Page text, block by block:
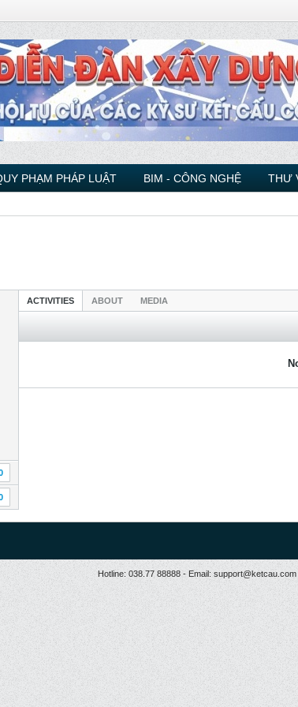
PHẠM PHÁP LUẬT BIM - CÔNG NGHỆ THƯ
ACTIVITIES ABOUT MEDIA
Hotline: 038.77 88888 - Email: